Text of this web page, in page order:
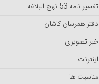
تفسیر نامه 53 نهج البلاغه
دفتر همرسان کاشان
خبر تصویری
اینترنت
مناسبت ها